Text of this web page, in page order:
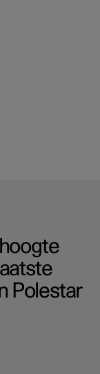
Polestar